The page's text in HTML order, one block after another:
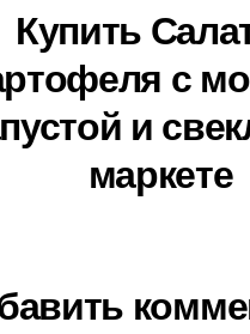
Купить
с
и
маркете